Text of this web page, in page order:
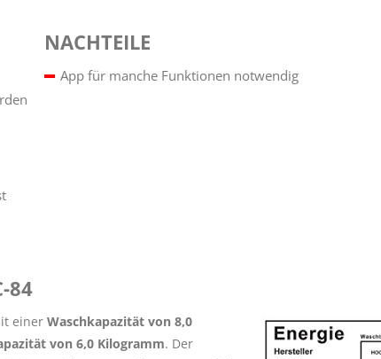
NACHTEILE
App für manche Funktionen notwendig
84
einer Waschkapazität von 8,0
von 6,0 Kilogramm. Der